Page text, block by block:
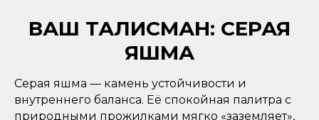
ВАШ ТАЛИСМАН: СЕРАЯ
ЯШМА
Серая яшма — камень устойчивости и
внутреннего баланса. Её спокойная палитра с
природными прожилками мягко «заземляет»,